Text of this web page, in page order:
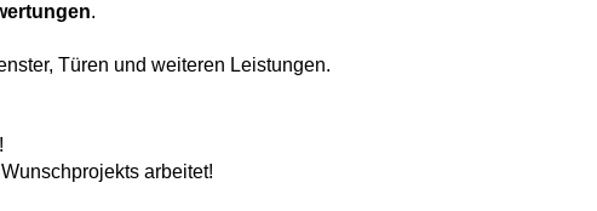
.
Türen und weiteren Leistungen.
arbeitet!